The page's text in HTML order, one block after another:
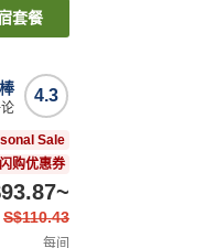
套餐
4.3
Sale
闪购优惠券
~
S$110.43
每间